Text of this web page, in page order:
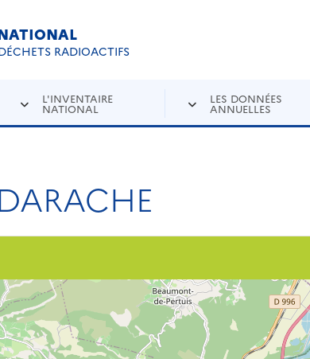
RADIOACTIFS
L'INVENTAIRE
NATIONAL
LES DONNÉES
ANNUELLES